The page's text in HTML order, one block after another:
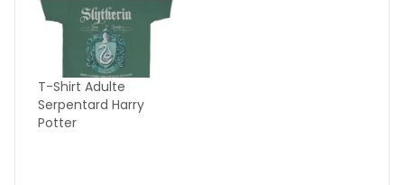
T-Shirt Adulte
Serpentard Harry
Potter